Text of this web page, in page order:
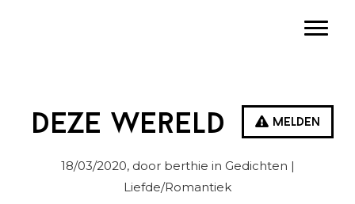
Melden
deze wereld
18/03/2020, door berthie in Gedichten |
Liefde/Romantiek